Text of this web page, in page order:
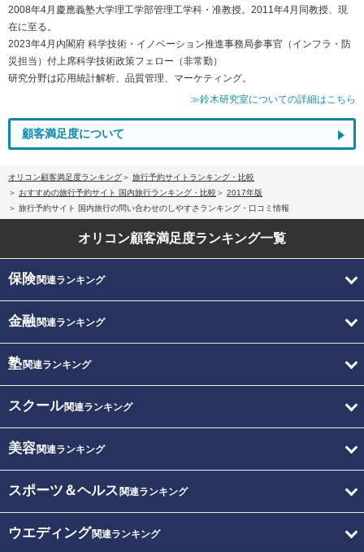
2008年4月慶應義塾大学理工学部管理工学科・准教授。2011年4月同教授、現
在に至る。
2023年4月内閣府 科学技術・イノベーション推進事務局参事官（インフラ・防
災担当）付上席科学技術政策フェロー（非常勤）
研究分野は応用統計解析、品質管理、マーケティング。
≫鈴木研究室についての詳細はこちら
顧客満足度について
オリコン顧客満足度ランキング
旅行予約サイトランキング・比較
おすすめの旅行予約サイト 国内旅行ランキング・比較
2017年版
旅行予約サイト 国内旅行の問い合わせのしやすさランキング・口コミ情報
オリコン顧客満足度ランキング一覧
保険関連ランキング
金融関連ランキング
塾関連ランキング
スクール関連ランキング
美容関連ランキング
スポーツ＆ヘルス 関連ランキング
ウエディング関連ランキング